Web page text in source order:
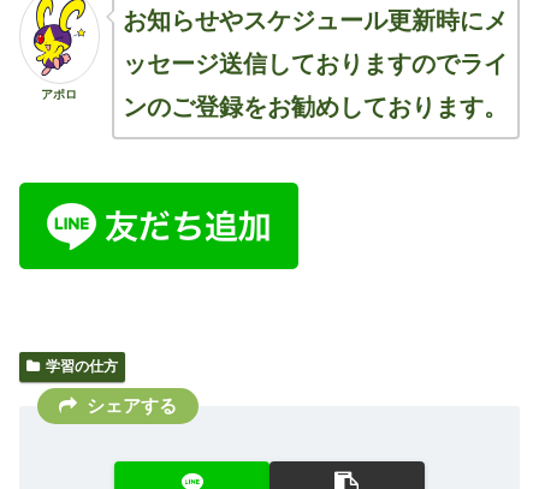
アポロ
お知らせやスケジュール更新時にメ
ッセージ送信しておりますのでライ
ンのご登録をお勧めしております。
学習の仕方
シェアする